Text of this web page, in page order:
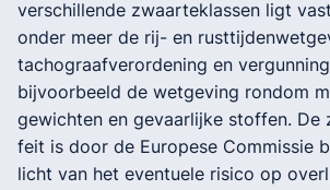
verschillende zwaarteklassen ligt
onder meer de rij- en
tachograafverordening en
bijvoorbeeld de wetgeving rondom
gewichten en gevaarlijke stoffen. De
feit is door de Europese Commissie
licht van het eventuele risico op